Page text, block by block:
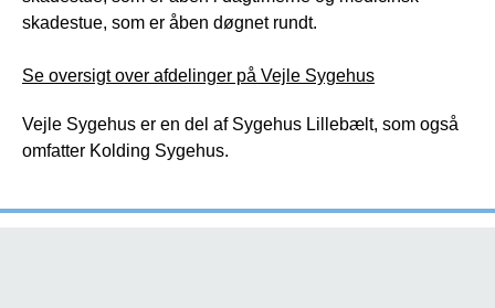
skadestue, som er åben døgnet rundt.
Se oversigt over afdelinger på Vejle Sygehus
Vejle Sygehus er en del af Sygehus Lillebælt, som også
omfatter Kolding Sygehus.